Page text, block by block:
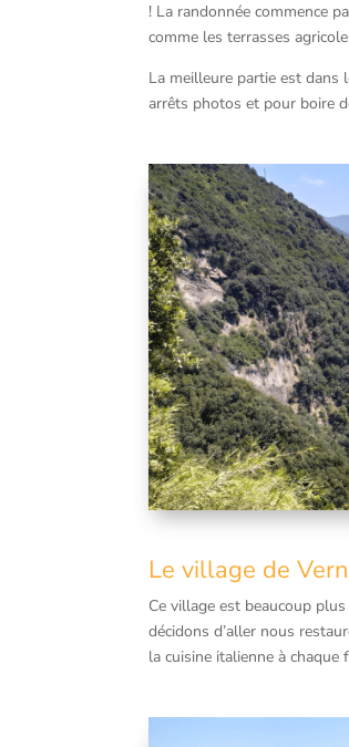
! La randonnée commence
comme les terrasses
La meilleure partie est dans
arrêts photos et pour boire
Le village de
Ce village est beaucoup
décidons d’aller nous
la cuisine italienne à chaque